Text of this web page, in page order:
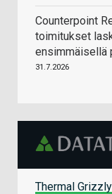
Counterpoint
toimitukset
ensimmäisellä
31.7.2026
Thermal